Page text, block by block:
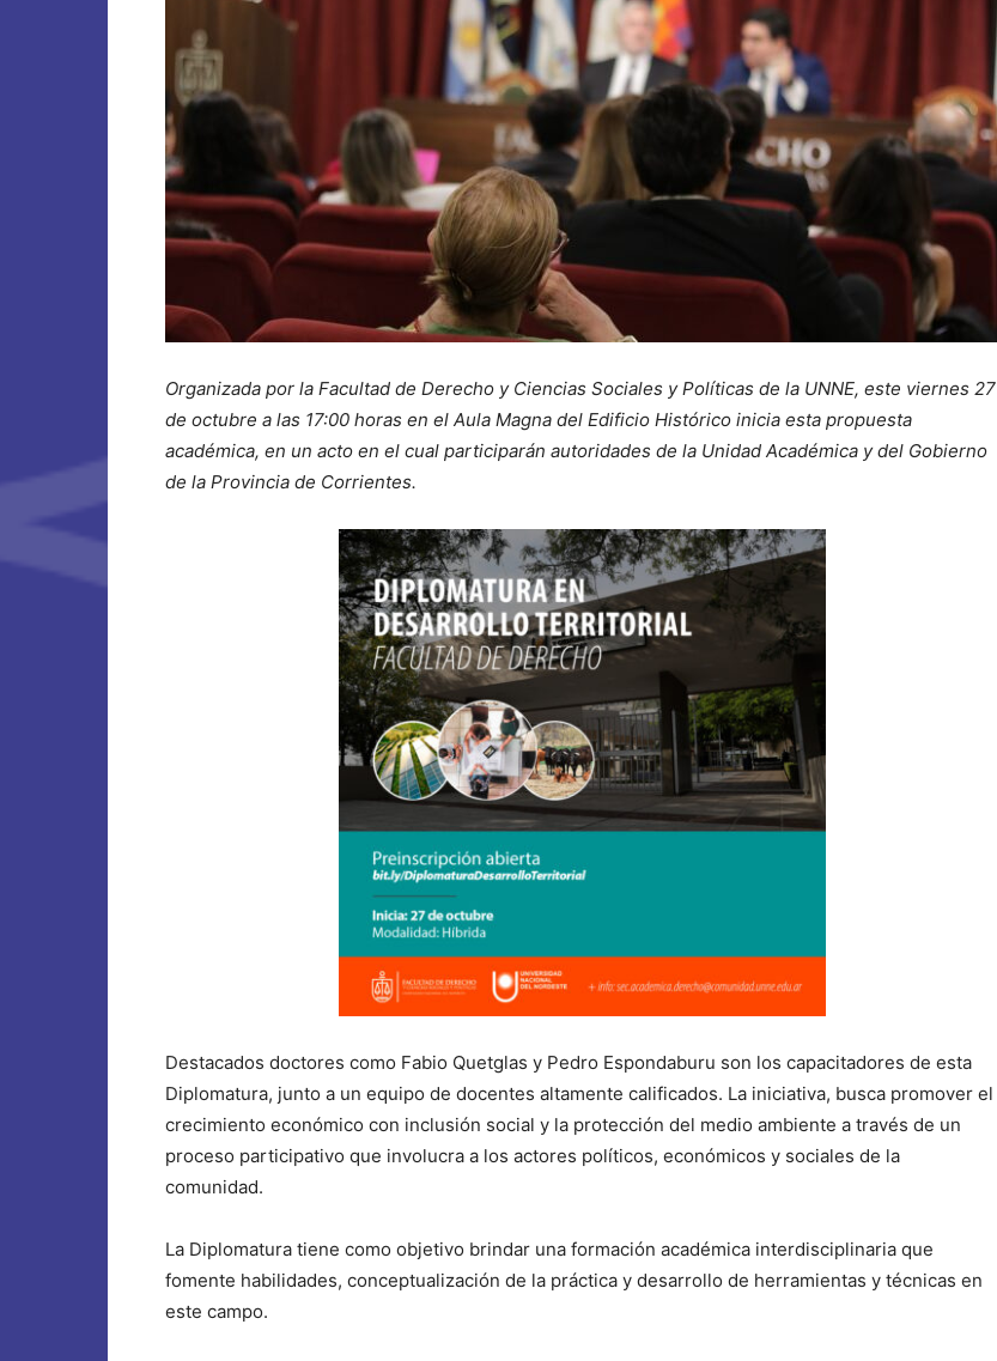
Organizada por la Facultad de Derecho y Ciencias Sociales y Políticas de la UNNE, este viernes 27
de octubre a las 17:00 horas en el Aula Magna del Edificio Histórico inicia esta propuesta
académica, en un acto en el cual participarán autoridades de la Unidad Académica y del Gobierno
de la Provincia de Corrientes.
Destacados doctores como Fabio Quetglas y Pedro Espondaburu son los capacitadores de esta
Diplomatura, junto a un equipo de docentes altamente calificados. La iniciativa, busca promover el
crecimiento económico con inclusión social y la protección del medio ambiente a través de un
proceso participativo que involucra a los actores políticos, económicos y sociales de la
comunidad.
La Diplomatura tiene como objetivo brindar una formación académica interdisciplinaria que
fomente habilidades, conceptualización de la práctica y desarrollo de herramientas y técnicas en
este campo.